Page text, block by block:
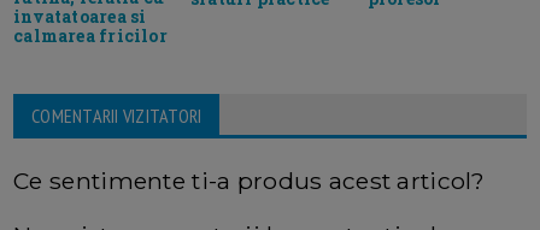
invatatoarea si
calmarea fricilor
COMENTARII VIZITATORI
Ce sentimente ti-a produs acest articol?